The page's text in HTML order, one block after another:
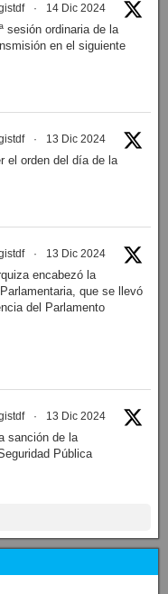
· 14 Dic 2024
sesión ordinaria de la
en el siguiente
· 13 Dic 2024
el orden del día de la
· 13 Dic 2024
encabezó la
que se llevó
del Parlamento
· 13 Dic 2024
sanción de la
Pública